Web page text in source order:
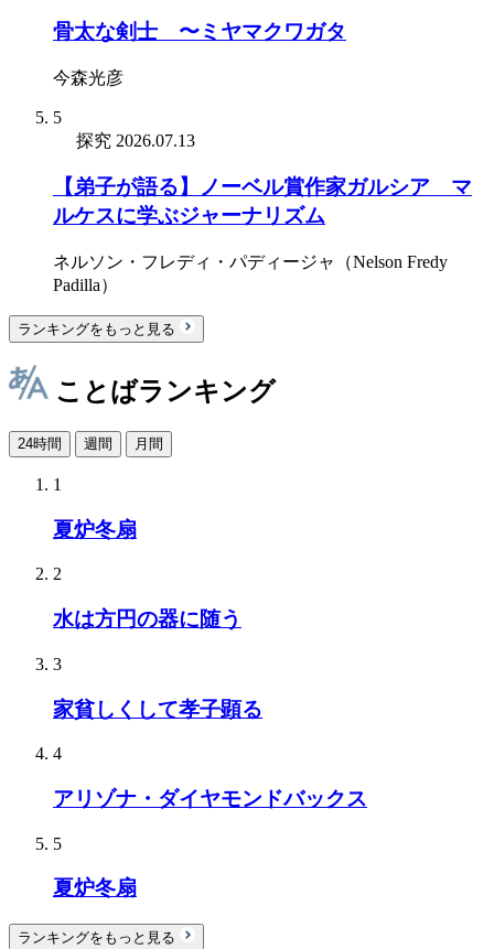
骨太な剣士 〜ミヤマクワガタ
今森光彦
5
探究 2026.07.13
【弟子が語る】ノーベル賞作家ガルシア゠マ
ルケスに学ぶジャーナリズム
ネルソン・フレディ・パディージャ（Nelson Fredy
Padilla）
ランキングをもっと見る
ことばランキング
24時間 週間 月間
1
夏炉冬扇
2
水は方円の器に随う
3
家貧しくして孝子顕る
4
アリゾナ・ダイヤモンドバックス
5
夏炉冬扇
ランキングをもっと見る